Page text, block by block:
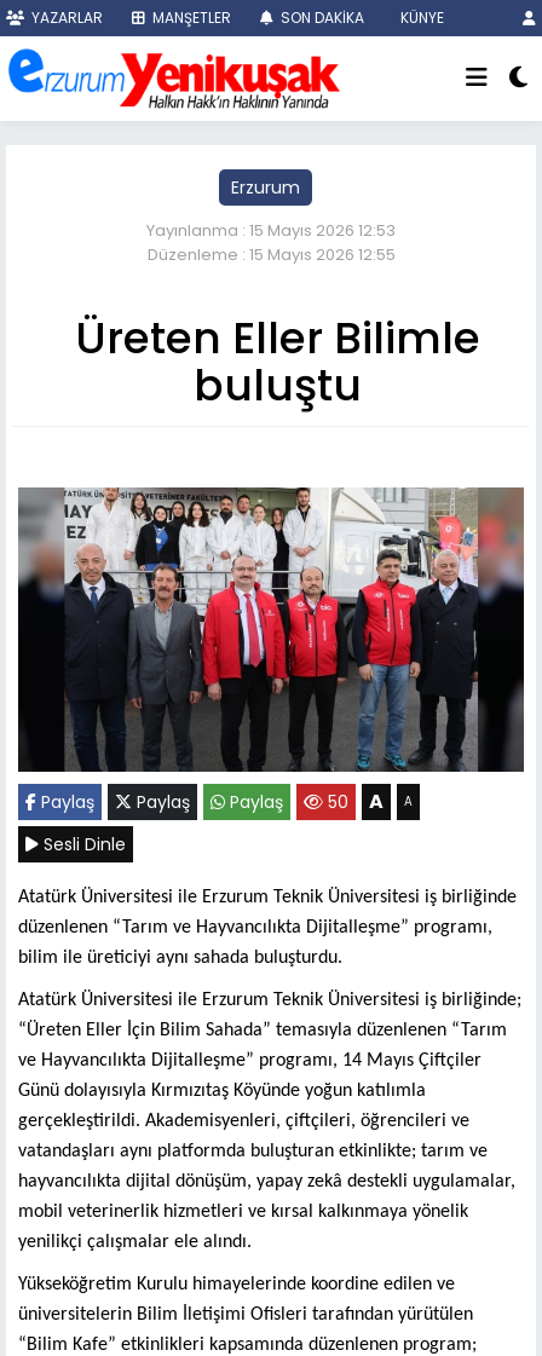
YAZARLAR MANŞETLER SON DAKİKA KÜNYE
Erzurum
Yayınlanma : 15 Mayıs 2026 12:53
Düzenleme : 15 Mayıs 2026 12:55
Üreten Eller Bilimle
buluştu
Paylaş Paylaş Paylaş 50 A A
Sesli Dinle
Atatürk Üniversitesi ile Erzurum Teknik Üniversitesi iş birliğinde
düzenlenen “Tarım ve Hayvancılıkta Dijitalleşme” programı,
bilim ile üreticiyi aynı sahada buluşturdu.
Atatürk Üniversitesi ile Erzurum Teknik Üniversitesi iş birliğinde;
“Üreten Eller İçin Bilim Sahada” temasıyla düzenlenen “Tarım
ve Hayvancılıkta Dijitalleşme” programı, 14 Mayıs Çiftçiler
Günü dolayısıyla Kırmızıtaş Köyünde yoğun katılımla
gerçekleştirildi. Akademisyenleri, çiftçileri, öğrencileri ve
vatandaşları aynı platformda buluşturan etkinlikte; tarım ve
hayvancılıkta dijital dönüşüm, yapay zekâ destekli uygulamalar,
mobil veterinerlik hizmetleri ve kırsal kalkınmaya yönelik
yenilikçi çalışmalar ele alındı.
Yükseköğretim Kurulu himayelerinde koordine edilen ve
üniversitelerin Bilim İletişimi Ofisleri tarafından yürütülen
“Bilim Kafe” etkinlikleri kapsamında düzenlenen program;